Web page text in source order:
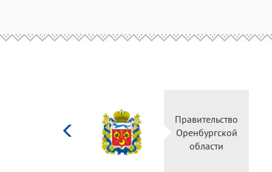
Правительство
Оренбургской
области